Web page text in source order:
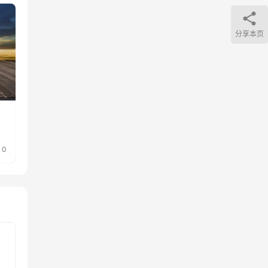
0
分享本页